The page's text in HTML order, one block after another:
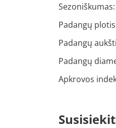
Sezoniškumas:
Padangų
Padangų
Padangų
Apkrovos